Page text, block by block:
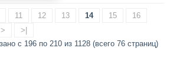
11 12 13 14 15
16
>
>|
с 196 по 210 из 1128 (всего 76 страниц)